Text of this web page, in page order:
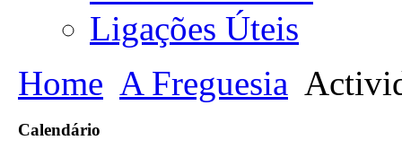
Ligações Úteis
Home A Freguesia
Calendário